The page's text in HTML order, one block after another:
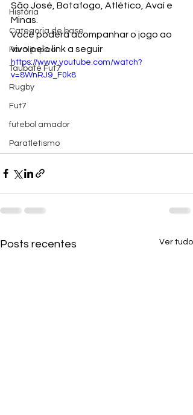
História
Categoria de base
Paralímpico
Taubaté Fut7
Rugby
Fut7
futebol amador
Paratletismo
São José, Botafogo, Atlético, Avaí e
Minas.
Você poderá acompanhar o jogo ao
vivo pelo link a seguir
https://www.youtube.com/watch?
v=8WnRJ9_F0k8
Posts recentes Ver tudo